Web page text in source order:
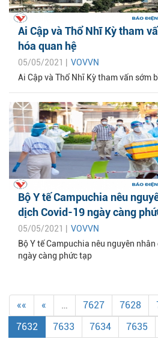
Ai Cập và Thổ Nhĩ Kỳ tham
hóa quan hệ
05/05/2021 | VOVVN
Ai Cập và Thổ Nhĩ Kỳ tham vấn sớm
Bộ Y tế Campuchia nêu
dịch Covid-19 ngày càng
05/05/2021 | VOVVN
Bộ Y tế Campuchia nêu nguyên
ngày càng phức tạp
«« « … 7627 7628
7632
7633 7634 7635